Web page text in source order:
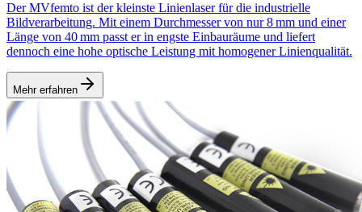
Der MVfemto ist der kleinste Linienlaser für die industrielle
Bildverarbeitung. Mit einem Durchmesser von nur 8 mm und einer
Länge von 40 mm passt er in engste Einbauräume und liefert
dennoch eine hohe optische Leistung mit homogener Linienqualität.
Mehr erfahren